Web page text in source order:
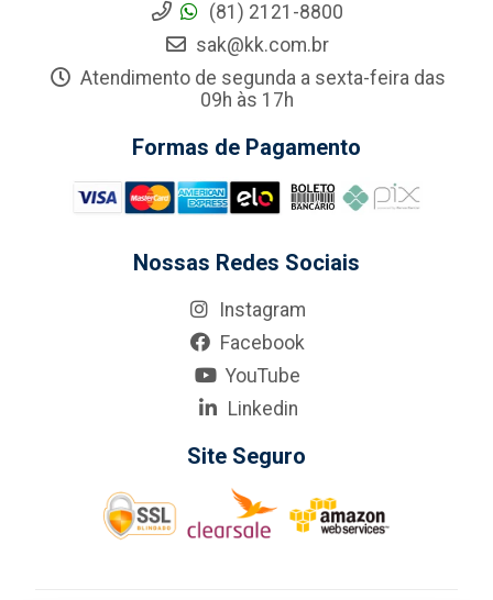
(81) 2121-8800
sak@kk.com.br
Atendimento de segunda a sexta-feira das
09h às 17h
Formas de Pagamento
Nossas Redes Sociais
Instagram
Facebook
YouTube
Linkedin
Site Seguro